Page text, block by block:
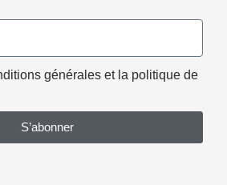
générales et la politique de
S’abonner